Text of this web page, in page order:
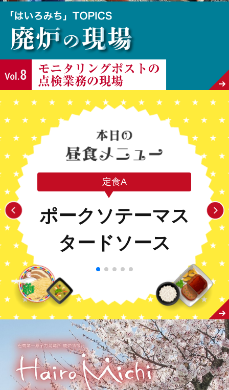
定食A
ポークソテーマス
タードソース